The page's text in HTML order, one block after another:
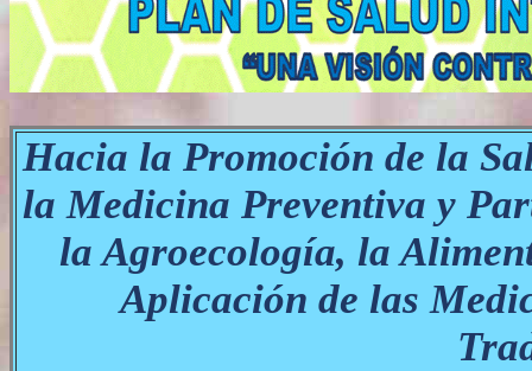
Hacia la Promoción de la
la Medicina Preventiva y
la Agroecología, la
Aplicación de las